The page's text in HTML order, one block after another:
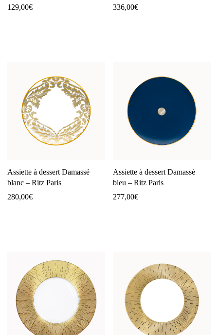
129,00€
336,00€
Assiette à dessert Damassé
blanc – Ritz Paris
280,00€
Assiette à dessert Damassé
bleu – Ritz Paris
277,00€